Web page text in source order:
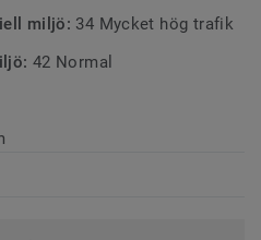
miljö: 34 Mycket hög trafik
42 Normal